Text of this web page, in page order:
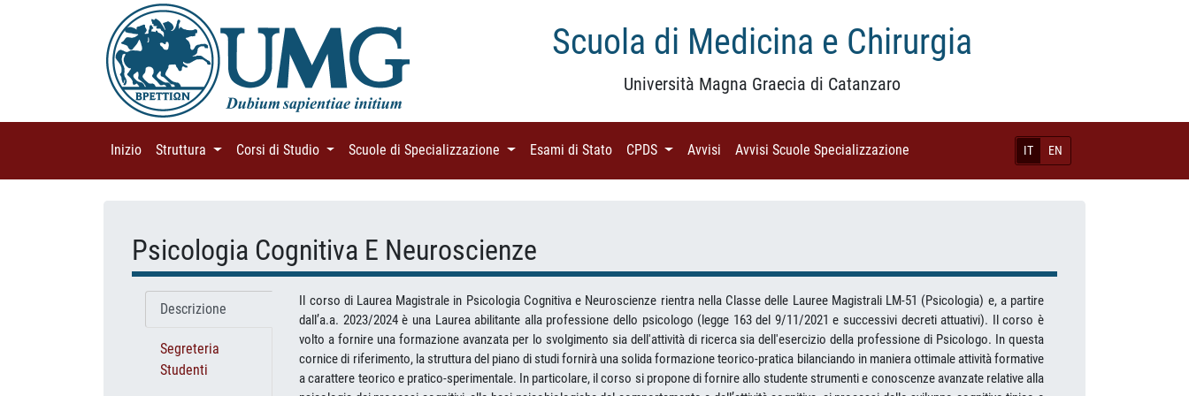
Scuola di Medicina e Chirurgia
Università Magna Graecia di Catanzaro
IT EN
Inizio (current)
Struttura (current)Corsi di Studio (current)Scuole di Specializzazione (current)Esami di Stato (current)
CPDS (current)
Avvisi (current)
Avvisi Scuole Specializzazione
Psicologia Cognitiva E Neuroscienze
Descrizione
Segreteria
Studenti
Il corso di Laurea Magistrale in Psicologia Cognitiva e Neuroscienze rientra nella Classe delle Lauree Magistrali LM-51 (Psicologia) e, a partire
dall’a.a. 2023/2024 è una Laurea abilitante alla professione dello psicologo (legge 163 del 9/11/2021 e successivi decreti attuativi). Il corso è
volto a fornire una formazione avanzata per lo svolgimento sia dell'attività di ricerca sia dell'esercizio della professione di Psicologo. In questa
cornice di riferimento, la struttura del piano di studi fornirà una solida formazione teorico-pratica bilanciando in maniera ottimale attività formative
a carattere teorico e pratico-sperimentale. In particolare, il corso si propone di fornire allo studente strumenti e conoscenze avanzate relative alla